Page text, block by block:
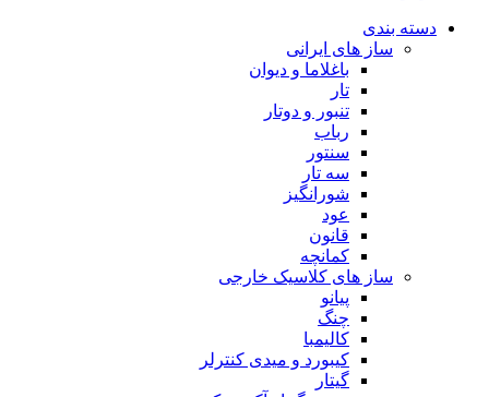
دسته بندی
ساز های ایرانی
باغلاما و دیوان
تار
تنبور و دوتار
رباب
سنتور
سه تار
شورانگیز
عود
قانون
کمانچه
ساز های کلاسیک خارجی
پیانو
چنگ
کالیمبا
کیبورد و میدی کنترلر
گیتار